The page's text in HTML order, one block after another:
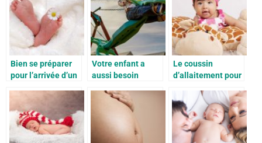
Bien se préparer
pour l’arrivée d’un
Votre enfant a
aussi besoin
jardin
Le coussin
d’allaitement pour
grossesse